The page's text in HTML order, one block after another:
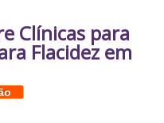
Clínicas para
Flacidez em